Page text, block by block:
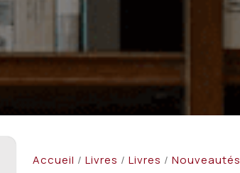
Accueil / Livres / Livres / Nouveautés